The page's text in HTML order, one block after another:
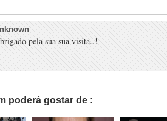
pela sua sua visita..!
poderá gostar de :